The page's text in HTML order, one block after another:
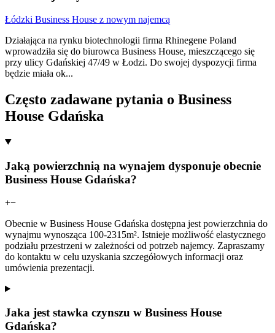
Łódzki Business House z nowym najemcą
Działająca na rynku biotechnologii firma Rhinegene Poland
wprowadziła się do biurowca Business House, mieszczącego się
przy ulicy Gdańskiej 47/49 w Łodzi. Do swojej dyspozycji firma
będzie miała ok...
Często zadawane pytania o Business
House Gdańska
Jaką powierzchnią na wynajem dysponuje obecnie
Business House Gdańska?
+−
Obecnie w Business House Gdańska dostępna jest powierzchnia do
wynajmu wynosząca 100-2315m². Istnieje możliwość elastycznego
podziału przestrzeni w zależności od potrzeb najemcy. Zapraszamy
do kontaktu w celu uzyskania szczegółowych informacji oraz
umówienia prezentacji.
Jaka jest stawka czynszu w Business House
Gdańska?